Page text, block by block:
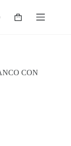
Shopping
CON